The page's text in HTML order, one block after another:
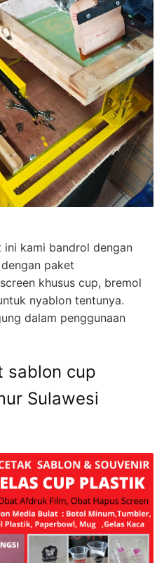
kami bandrol dengan
paket
khusus cup, bremol
nyablon tentunya.
dalam penggunaan
sablon cup
Sulawesi